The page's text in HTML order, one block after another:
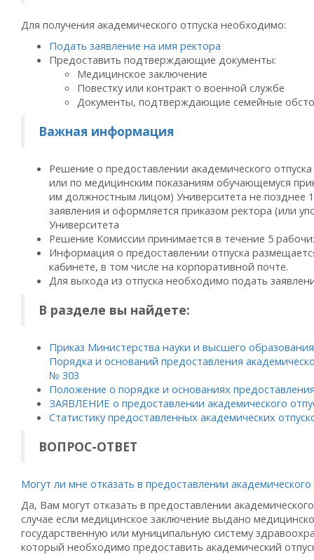
Для получения академического отпуска необходимо:
Подать заявление на имя ректора
Предоставить подтверждающие документы:
Медицинское заключение
Повестку или контракт о военной службе
Документы, подтверждающие семейные
Важная информация
Решение о предоставлении академического
или по медицинским показаниям обучающемуся
им должностным лицом) Университета не позднее
заявления и оформляется приказом ректора (или
Университета
Решение Комиссии принимается в течение 5
Информация о предоставлении отпуска
кабинете, в том числе на корпоративной почте.
Для выхода из отпуска необходимо подать
В разделе вы найдете:
Приказ Министерства науки и высшего
Порядка и оснований предоставления
№ 303
Положение о порядке и основаниях
ЗАЯВЛЕНИЕ о предоставлении академического
Статистику предоставленных академических
ВОПРОС-ОТВЕТ
Могут ли мне отказать в предоставлении академического
Да, Вам могут отказать в предоставлении
случае если медицинское заключение выдано
государственную или муниципальную систему
который необходимо предоставить академический